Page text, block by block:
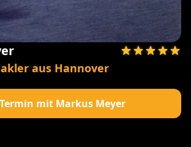
aus Hannover
Termin mit Markus Meyer